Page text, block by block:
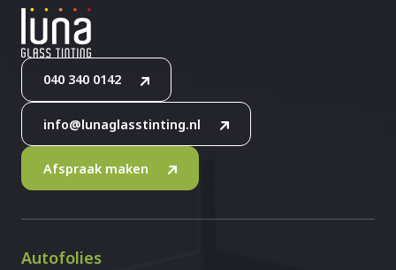
040 340 0142
info@lunaglasstinting.nl
Afspraak maken
Autofolies